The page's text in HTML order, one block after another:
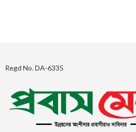
Regd No. DA-6335